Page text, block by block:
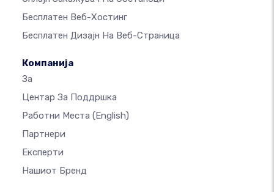
Бесплатен Веб-Хостинг
Бесплатен Дизајн На Веб-Страница
Компанија
За
Центар За Поддршка
Работни Места (English)
Партнери
Експерти
Нашиот Бренд